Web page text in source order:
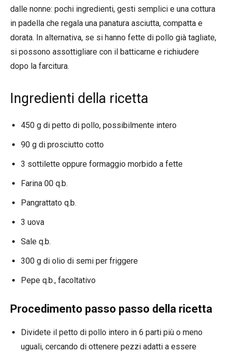
dalle nonne: pochi ingredienti, gesti semplici e una cottura
in padella che regala una panatura asciutta, compatta e
dorata. In alternativa, se si hanno fette di pollo già tagliate,
si possono assottigliare con il batticarne e richiudere
dopo la farcitura.
Ingredienti della ricetta
450 g di petto di pollo, possibilmente intero
90 g di prosciutto cotto
3 sottilette oppure formaggio morbido a fette
Farina 00 q.b.
Pangrattato q.b.
3 uova
Sale q.b.
300 g di olio di semi per friggere
Pepe q.b., facoltativo
Procedimento passo passo della ricetta
Dividete il petto di pollo intero in 6 parti più o meno
uguali, cercando di ottenere pezzi adatti a essere